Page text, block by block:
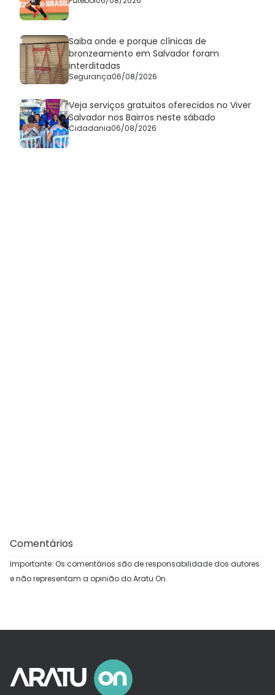
Saiba onde e porque clínicas de
bronzeamento em Salvador foram
interditadas
Segurança06/08/2026
Veja serviços gratuitos oferecidos no Viver
Salvador nos Bairros neste sábado
Cidadania06/08/2026
Comentários
Importante: Os comentários são de responsabilidade dos autores
e não representam a opinião do Aratu On.